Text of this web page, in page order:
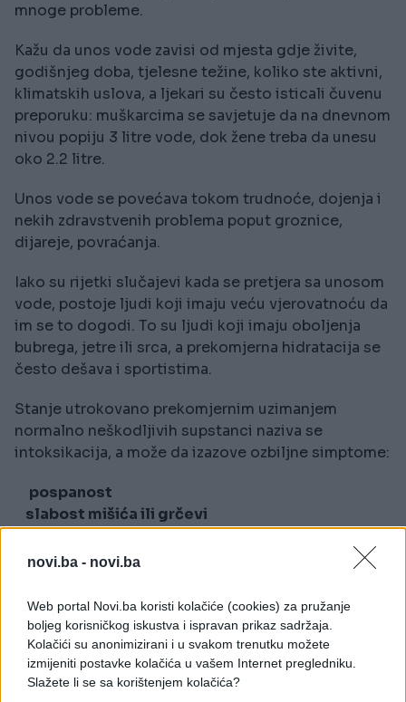
novi.ba - novi.ba
Web portal Novi.ba koristi kolačiće (cookies) za pružanje
boljeg korisničkog iskustva i ispravan prikaz sadržaja.
Kolačići su anonimizirani i u svakom trenutku možete
izmijeniti postavke kolačića u vašem Internet pregledniku.
Slažete li se sa korištenjem kolačića?
mnoge probleme.
Kažu da unos vode zavisi od mjesta gdje živite,
godišnjeg doba, tjelesne težine, koliko ste aktivni,
klimatskih uslova, a ljekari su često isticali čuvenu
preporuku: muškarcima se savjetuje da na dnevnom
nivou popiju 3 litre vode, dok žene treba da unesu
oko 2.2 litre.
Unos vode se povećava tokom trudnoće, dojenja i
nekih zdravstvenih problema poput groznice,
dijareje, povraćanja.
Iako su rijetki slučajevi kada se pretjera sa unosom
vode, postoje ljudi koji imaju veću vjerovatnoću da
im se to dogodi. To su ljudi koji imaju oboljenja
bubrega, jetre ili srca, a prekomjerna hidratacija se
često dešava i sportistima.
Stanje utrokovano prekomjernim uzimanjem
normalno neškodljivih supstanci naziva se
intoksikacija, a može da izazove ozbiljne simptome:
pospanost
slabost mišića ili grčevi
dvostruki vid
povraćanje
konfuzija
dezorijentacija
Ukoliko osjećate bilo koji od ovih simptoma, to